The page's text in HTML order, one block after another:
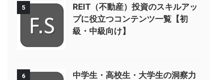
5
REIT（不動産）投資のスキルアッ
プに役立つコンテンツ一覧【初
級・中級向け】
6
中学生・高校生・大学生の洞察力